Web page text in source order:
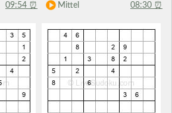
09:54 ⏰ Mittel 08:30 ⏰